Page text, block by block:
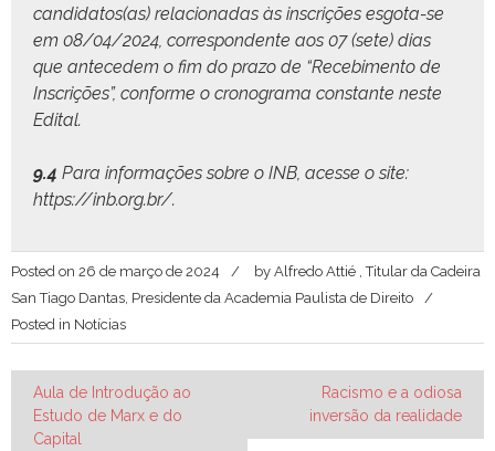
candidatos(as) rela­cionadas às inscrições esgo­ta-se
em 08/04/2024, cor­re­spon­dente aos 07 (sete) dias
que ante­ce­dem o fim do pra­zo de “Rece­bi­men­to de
Inscrições”, con­forme o crono­gra­ma con­stante neste
Edital.
9.4 Para infor­mações sobre o INB, acesse o site:
https://inb.org.br/.
Posted on 26 de março de 2024 by Alfredo Attié , Titular da Cadeira
San Tiago Dantas, Presidente da Academia Paulista de Direito
Posted in Notícias
Navegação
de
Aula de Introdução ao
Estudo de Marx e do
Capital
Racismo e a odiosa
inversão da realidade